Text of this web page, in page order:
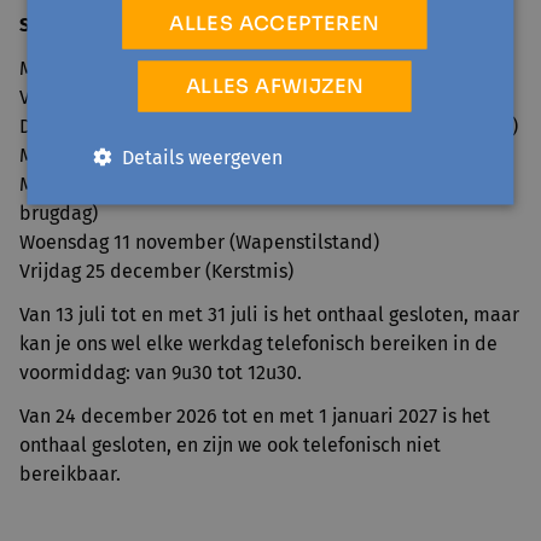
Sluitingsdagen 2026
Maandag 6 april (Paasmaandag)
Vrijdag 1 mei (Dag van de Arbeid)
Donderdag 14 en vrijdag 15 mei (Hemelvaart en brugdag)
Maandag 25 mei (Pinkstermaandag)
Maandag 20 en dinsdag 21 juli (Nationale feestdag en
brugdag)
Woensdag 11 november (Wapenstilstand)
Vrijdag 25 december (Kerstmis)
Van 13 juli tot en met 31 juli is het onthaal gesloten, maar
kan je ons wel elke werkdag telefonisch bereiken in de
voormiddag: van 9u30 tot 12u30.
Van 24 december 2026 tot en met 1 januari 2027 is het
onthaal gesloten, en zijn we ook telefonisch niet
bereikbaar.
ALLES ACCEPTEREN
ALLES AFWIJZEN
Details weergeven